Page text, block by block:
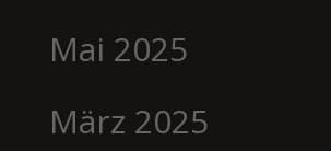
Mai 2025
März 2025